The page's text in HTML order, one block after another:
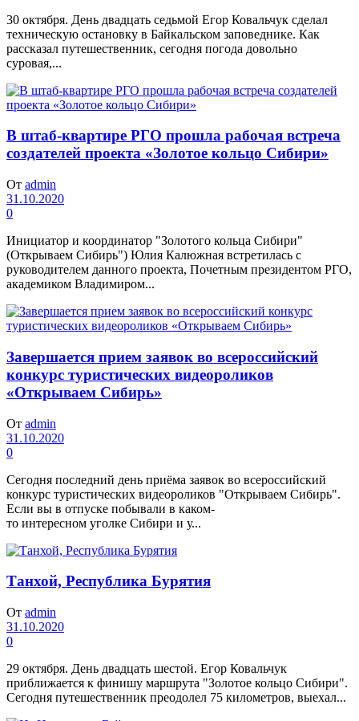
30 октября. День двадцать седьмой Егор Ковальчук сделал
техническую остановку в Байкальском заповеднике. Как
рассказал путешественник, сегодня погода довольно
суровая,...
В штаб-квартире РГО прошла рабочая встреча
создателей проекта «Золотое кольцо Сибири»
От admin
31.10.2020
0
Инициатор и координатор "Золотого кольца Сибири"
(Открываем Сибирь") Юлия Калюжная встретилась с
руководителем данного проекта, Почетным президентом РГО,
академиком Владимиром...
Завершается прием заявок во всероссийский
конкурс туристических видеороликов
«Открываем Сибирь»
От admin
31.10.2020
0
Сегодня последний день приёма заявок во всероссийский
конкурс туристических видеороликов "Открываем Сибирь".
Если вы в отпуске побывали в каком-
то интересном уголке Сибири и у...
Танхой, Республика Бурятия
От admin
31.10.2020
0
29 октября. День двадцать шестой. Егор Ковальчук
приближается к финишу маршрута "Золотое кольцо Сибири".
Сегодня путешественник преодолел 75 километров, выехал...